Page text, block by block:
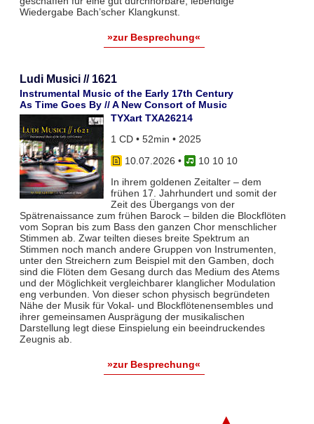
Wiedergabe Bach’scher Klangkunst.
»zur Besprechung«
Ludi Musici // 1621
Instrumental Music of the Early 17th Century
As Time Goes By // A New Consort of Music
TYXart TXA26214
1 CD • 52min • 2025
10.07.2026 •
10 10 10
In ihrem goldenen Zeitalter – dem
frühen 17. Jahrhundert und somit der
Zeit des Übergangs von der
Spätrenaissance zum frühen Barock – bilden die Blockflöten
vom Sopran bis zum Bass den ganzen Chor menschlicher
Stimmen ab. Zwar teil­ten dieses breite Spektrum an
Stimmen noch manch andere Gruppen von Instrumenten,
unter den Streichern zum Bei­spiel mit den Gamben, doch
sind die Flöten dem Gesang durch das Medium des Atems
und der Möglichkeit vergleich­barer klanglicher Modulation
eng verbunden. Von dieser schon physisch begründeten
Nähe der Musik für Vokal- und Blockflö­tenensembles und
ihrer gemeinsamen Ausprägung der musikalischen
Darstellung legt diese Einspielung ein beeindruckendes
Zeugnis ab.
»zur Besprechung«